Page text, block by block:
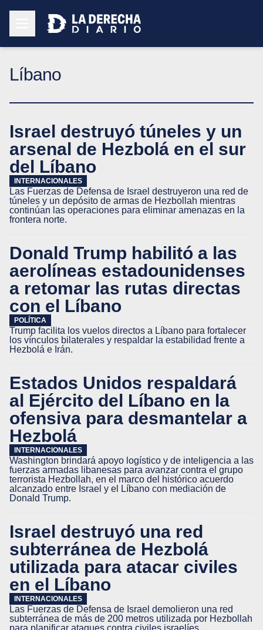
Líbano
Israel destruyó túneles y un
arsenal de Hezbolá en el sur
del Líbano
INTERNACIONALES
Las Fuerzas de Defensa de Israel destruyeron una red de
túneles y un depósito de armas de Hezbollah mientras
continúan las operaciones para eliminar amenazas en la
frontera norte.
Donald Trump habilitó a las
aerolíneas estadounidenses
a retomar las rutas directas
con el Líbano
POLÍTICA
Trump facilita los vuelos directos a Líbano para fortalecer
los vínculos bilaterales y respaldar la estabilidad frente a
Hezbolá e Irán.
Estados Unidos respaldará
al Ejército del Líbano en la
ofensiva para desmantelar a
Hezbolá
INTERNACIONALES
Washington brindará apoyo logístico y de inteligencia a las
fuerzas armadas libanesas para avanzar contra el grupo
terrorista Hezbollah, en el marco del histórico acuerdo
alcanzado entre Israel y el Líbano con mediación de
Donald Trump.
Israel destruyó una red
subterránea de Hezbolá
utilizada para atacar civiles
en el Líbano
INTERNACIONALES
Las Fuerzas de Defensa de Israel demolieron una red
subterránea de más de 200 metros utilizada por Hezbollah
para planificar ataques contra civiles israelíes.